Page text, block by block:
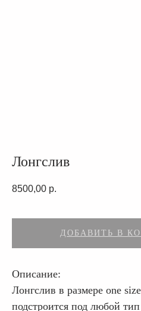
Лонгслив
8500,00 р.
ДОБАВИТЬ В
Описание:
Лонгслив в размере one
подстроится под любой